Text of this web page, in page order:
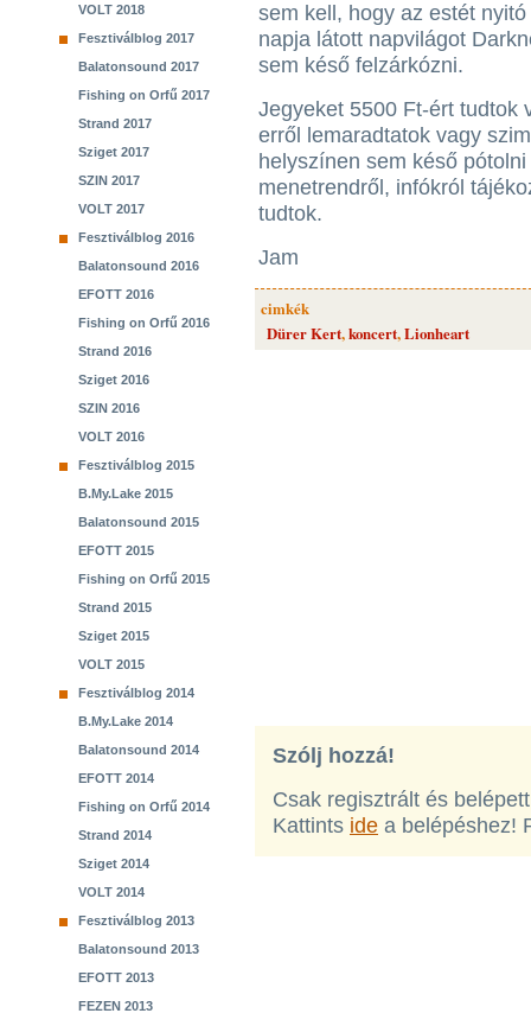
VOLT 2018
Fesztiválblog 2017
Balatonsound 2017
Fishing on Orfű 2017
Strand 2017
Sziget 2017
SZIN 2017
VOLT 2017
Fesztiválblog 2016
Balatonsound 2016
EFOTT 2016
Fishing on Orfű 2016
Strand 2016
Sziget 2016
SZIN 2016
VOLT 2016
Fesztiválblog 2015
B.My.Lake 2015
Balatonsound 2015
EFOTT 2015
Fishing on Orfű 2015
Strand 2015
Sziget 2015
VOLT 2015
Fesztiválblog 2014
B.My.Lake 2014
Balatonsound 2014
EFOTT 2014
Fishing on Orfű 2014
Strand 2014
Sziget 2014
VOLT 2014
Fesztiválblog 2013
Balatonsound 2013
EFOTT 2013
FEZEN 2013
sem kell, hogy az estét
napja látott napvilágot
sem késő felzárkózni.
Jegyeket 5500 Ft-ért tudtok
erről lemaradtatok vagy
helyszínen sem késő
menetrendről, infókról
tudtok.
Jam
cimkék
Dürer Kert,koncert,Lionheart
Szólj hozzá!
Csak regisztrált és
Kattints ide a belépéshez!